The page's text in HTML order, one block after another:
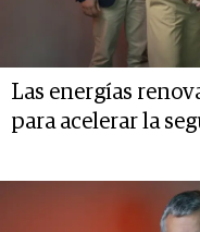
Las energías
para acelerar la